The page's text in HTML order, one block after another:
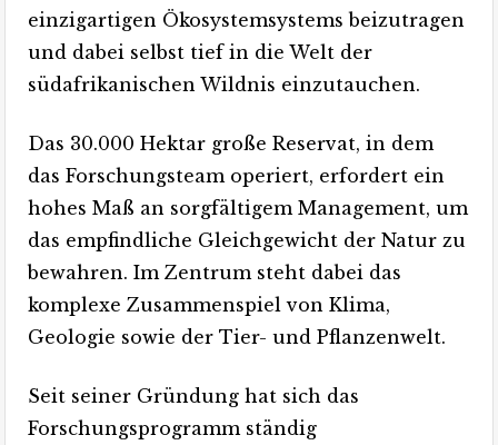
einzigartigen Ökosystemsystems beizutragen
und dabei selbst tief in die Welt der
südafrikanischen Wildnis einzutauchen.
Das 30.000 Hektar große Reservat, in dem
das Forschungsteam operiert, erfordert ein
hohes Maß an sorgfältigem Management, um
das empfindliche Gleichgewicht der Natur zu
bewahren. Im Zentrum steht dabei das
komplexe Zusammenspiel von Klima,
Geologie sowie der Tier- und Pflanzenwelt.
Seit seiner Gründung hat sich das
Forschungsprogramm ständig